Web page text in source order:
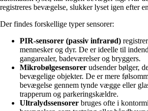
registreres bevægelse, slukker lyset igen efter
Der findes forskellige typer sensorer:
PIR-sensorer (passiv infrarød)
mennesker og dyr. De er ideelle til
gangarealer, badeværelser og bryggers.
Mikrobølgesensorer udsender bølger,
bevægelige objekter. De er mere
bevægelse gennem tynde vægge eller
trapperum og parkeringskældre.
Ultralydssensorer bruges ofte i